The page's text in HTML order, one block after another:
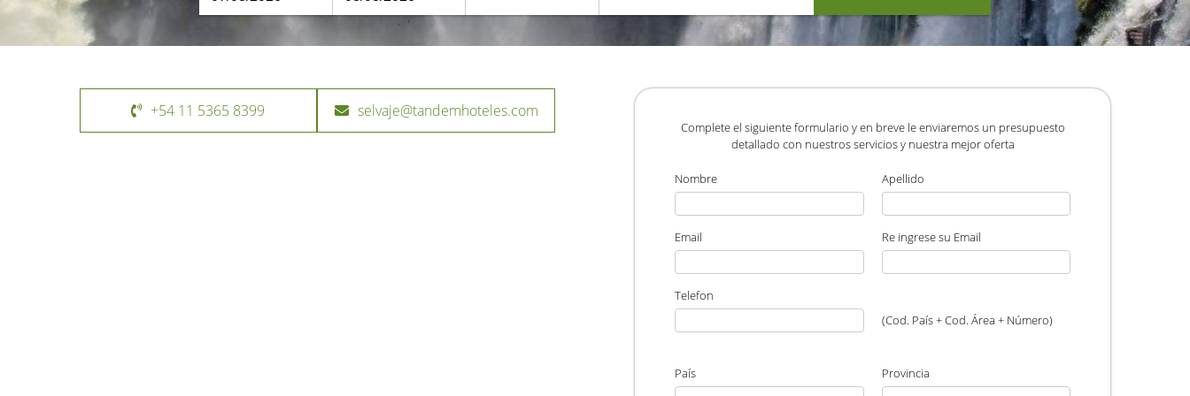
+54 11 5365 8399 selvaje@tandemhoteles.com
Complete el siguiente formulario y en breve le enviaremos un presupuesto
detallado con nuestros servicios y nuestra mejor oferta
Nombre Apellido
Email Re ingrese su Email
Telefon
(Cod. País + Cod. Área + Número)
País Provincia